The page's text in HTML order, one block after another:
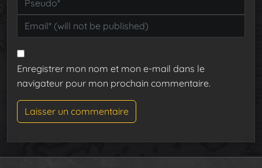
Enregistrer mon nom et mon e-mail dans le
navigateur pour mon prochain commentaire.